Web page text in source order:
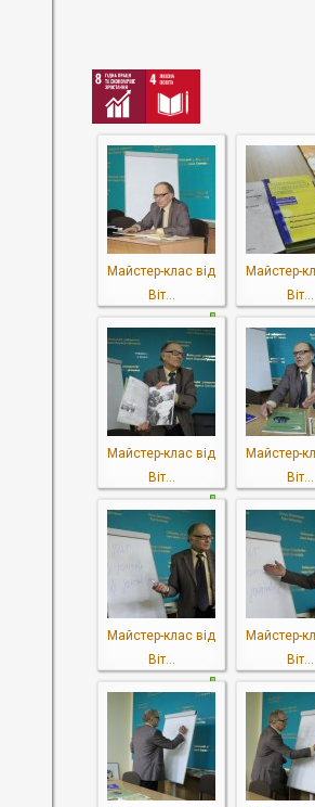
Майстер-клас від
Віт...
Майстер-
Віт...
Майстер-клас від
Віт...
Майстер-
Віт...
Майстер-клас від
Віт...
Майстер-
Віт...